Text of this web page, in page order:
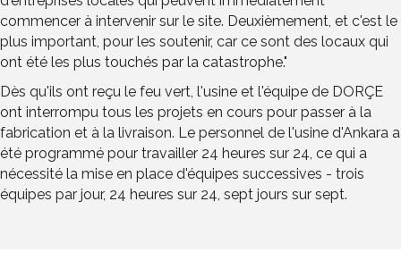
commencer à intervenir sur le site. Deuxièmement, et c'est le
plus important, pour les soutenir, car ce sont des locaux qui
ont été les plus touchés par la catastrophe."
Dès qu'ils ont reçu le feu vert, l'usine et l'équipe de DORÇE
ont interrompu tous les projets en cours pour passer à la
fabrication et à la livraison. Le personnel de l'usine d'Ankara a
été programmé pour travailler 24 heures sur 24, ce qui a
nécessité la mise en place d'équipes successives - trois
équipes par jour, 24 heures sur 24, sept jours sur sept.